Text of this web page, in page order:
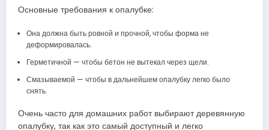
Основные требования к опалубке:
Она должна быть ровной и прочной, чтобы форма не
деформировалась.
Герметичной — чтобы бетон не вытекал через щели.
Смазываемой — чтобы в дальнейшем опалубку легко было
снять.
Очень часто для домашних работ выбирают деревянную
опалубку, так как это самый доступный и легко